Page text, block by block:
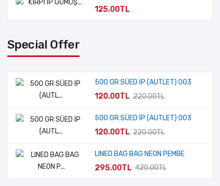
125.00TL
Special Offer
500 GR SÜED İP (AUTLET) 003
120.00TL 220.00TL
500 GR SÜED İP (AUTLET) 003
120.00TL 220.00TL
LINED BAG BAG NEON PEMBE
295.00TL 420.00TL